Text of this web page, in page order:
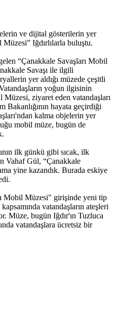
ve dijital gösterilerin yer
Müzesi” Iğdırlılarla buluştu.
“Çanakkale Savaşları Mobil
Savaşı ile ilgili
yer aldığı müzede çeşitli
yoğun ilgisinin
ziyaret eden vatandaşları
Bakanlığının hayata geçirdiği
kalma objelerin yer
mobil müze, bugün de
ilk günkü gibi sıcak, ilk
Vahaf Gül, “Çanakkale
yine kazandık. Burada eskiye
Mobil Müzesi" girişinde yeni tip
vatandaşların ateşleri
Müze, bugün Iğdır'ın Tuzluca
vatandaşlara ücretsiz bir